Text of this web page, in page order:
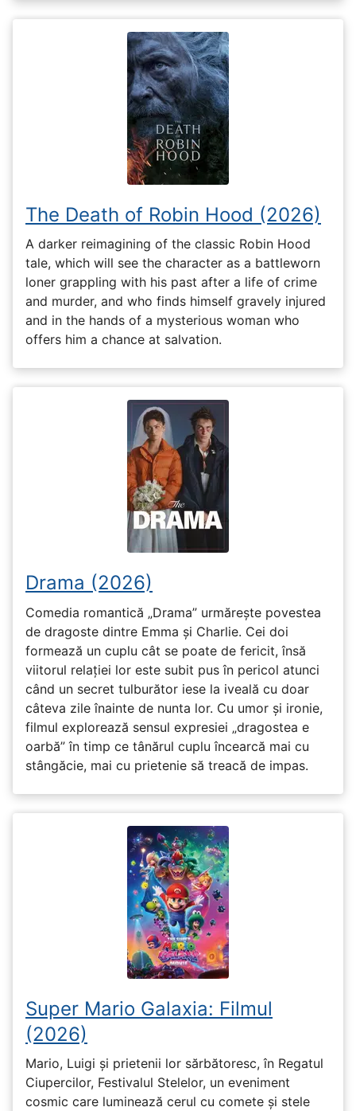
The Death of Robin Hood (2026)
A darker reimagining of the classic Robin Hood
tale, which will see the character as a battleworn
loner grappling with his past after a life of crime
and murder, and who finds himself gravely injured
and in the hands of a mysterious woman who
offers him a chance at salvation.
Drama (2026)
Comedia romantică „Drama” urmărește povestea
de dragoste dintre Emma și Charlie. Cei doi
formează un cuplu cât se poate de fericit, însă
viitorul relației lor este subit pus în pericol atunci
când un secret tulburător iese la iveală cu doar
câteva zile înainte de nunta lor. Cu umor și ironie,
filmul explorează sensul expresiei „dragostea e
oarbă” în timp ce tânărul cuplu încearcă mai cu
stângăcie, mai cu prietenie să treacă de impas.
Super Mario Galaxia: Filmul
(2026)
Mario, Luigi și prietenii lor sărbătoresc, în Regatul
Ciupercilor, Festivalul Stelelor, un eveniment
cosmic care luminează cerul cu comete și stele